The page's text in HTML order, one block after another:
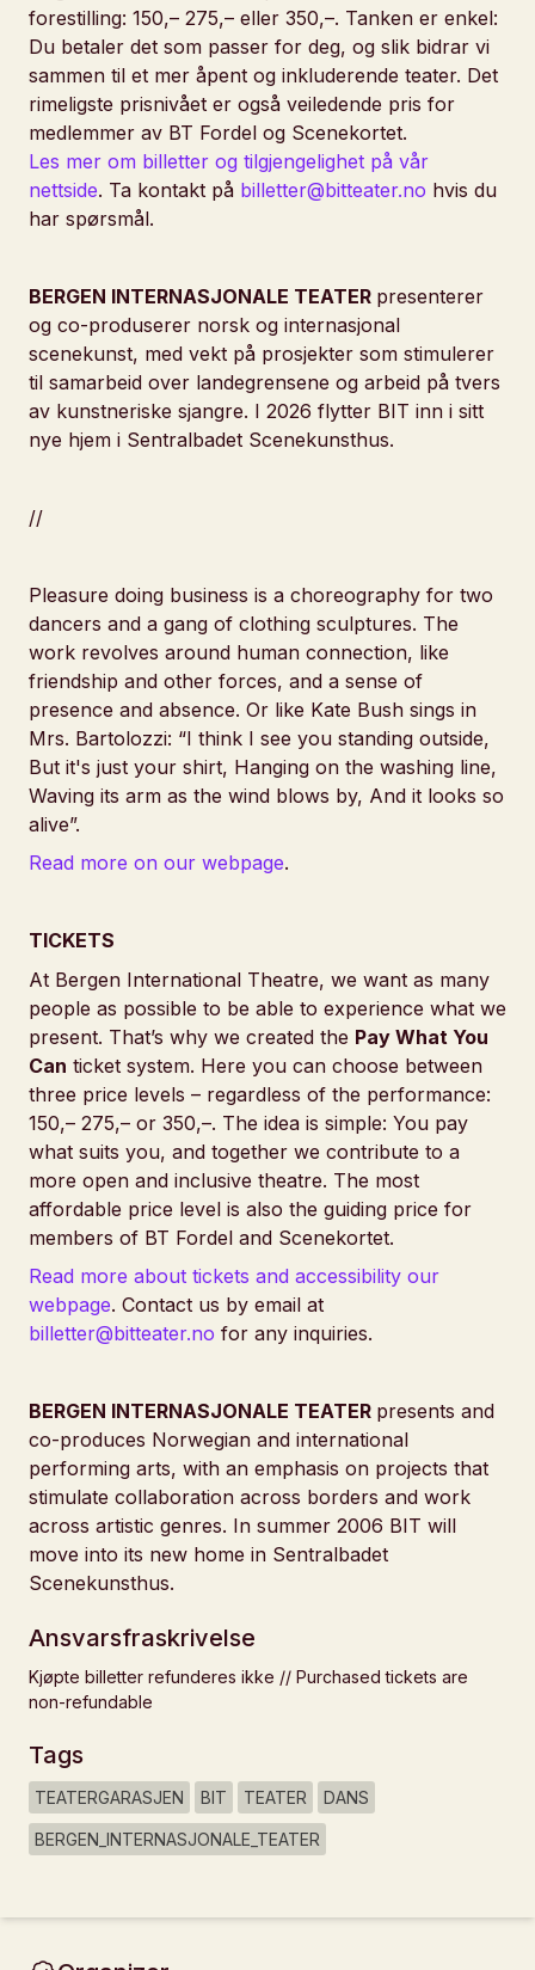
forestilling: 150,– 275,– eller 350,–. Tanken er enkel:
Du betaler det som passer for deg, og slik bidrar vi
sammen til et mer åpent og inkluderende teater. Det
rimeligste prisnivået er også veiledende pris for
medlemmer av BT Fordel og Scenekortet.
Les mer om billetter og tilgjengelighet på vår
nettside. Ta kontakt på billetter@bitteater.no hvis du
har spørsmål.
BERGEN INTERNASJONALE TEATER presenterer
og co-produserer norsk og internasjonal
scenekunst, med vekt på prosjekter som stimulerer
til samarbeid over landegrensene og arbeid på tvers
av kunstneriske sjangre. I 2026 flytter BIT inn i sitt
nye hjem i Sentralbadet Scenekunsthus.
//
Pleasure doing business is a choreography for two
dancers and a gang of clothing sculptures. The
work revolves around human connection, like
friendship and other forces, and a sense of
presence and absence. Or like Kate Bush sings in
Mrs. Bartolozzi: “I think I see you standing outside,
But it's just your shirt, Hanging on the washing line,
Waving its arm as the wind blows by, And it looks so
alive”.
Read more on our webpage.
TICKETS
At Bergen International Theatre, we want as many
people as possible to be able to experience what we
present. That’s why we created the Pay What You
Can ticket system. Here you can choose between
three price levels – regardless of the performance:
150,– 275,– or 350,–. The idea is simple: You pay
what suits you, and together we contribute to a
more open and inclusive theatre. The most
affordable price level is also the guiding price for
members of BT Fordel and Scenekortet.
Read more about tickets and accessibility our
webpage. Contact us by email at
billetter@bitteater.no for any inquiries.
BERGEN INTERNASJONALE TEATER presents and
co-produces Norwegian and international
performing arts, with an emphasis on projects that
stimulate collaboration across borders and work
across artistic genres. In summer 2006 BIT will
move into its new home in Sentralbadet
Scenekunsthus.
Ansvarsfraskrivelse
Kjøpte billetter refunderes ikke // Purchased tickets are
non-refundable
Tags
TEATERGARASJEN BIT TEATER DANS
BERGEN_INTERNASJONALE_TEATER